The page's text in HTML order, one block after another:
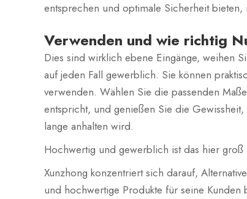
entsprechen und optimale Sicherheit
Verwenden und wie richtig
Dies sind wirklich ebene Eingänge, weihen
auf jeden Fall gewerblich. Sie können
verwenden. Wählen Sie die passenden
entspricht, und genießen Sie die
lange anhalten wird.
Hochwertig und gewerblich ist das hier groß
Xunzhong konzentriert sich darauf,
und hochwertige Produkte für seine